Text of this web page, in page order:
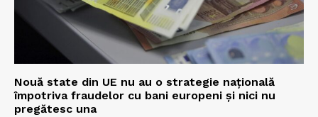
Nouă state din UE nu au o strategie națională
împotriva fraudelor cu bani europeni și nici nu
pregătesc una